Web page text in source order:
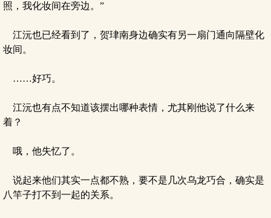
照，我化妆间在旁边。”
江沅也已经看到了，贺珒南身边确实有另一扇门通向隔壁化
妆间。
……好巧。
江沅也有点不知道该摆出哪种表情，尤其刚他说了什么来
着？
哦，他失忆了。
说起来他们其实一点都不熟，要不是几次乌龙巧合，确实是
八竿子打不到一起的关系。